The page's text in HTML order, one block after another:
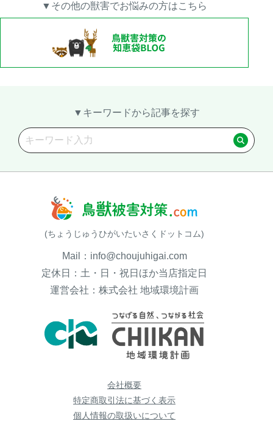
メルマガ登録
お問い合わせ
ショップ
▼その他の獣害でお悩みの方はこちら
▼キーワードから記事を探す
(ちょうじゅうひがいたいさくドットコム)
Mail：info@choujuhigai.com
定休日：土・日・祝日ほか当店指定日
運営会社：株式会社 地域環境計画
会社概要
特定商取引法に基づく表示
個人情報の取扱いについて